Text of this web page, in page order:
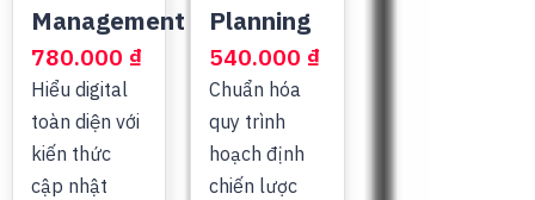
Management
780.000 ₫
Hiểu digital
toàn diện với
kiến thức
cập nhật
Planning
540.000 ₫
Chuẩn hóa
quy trình
hoạch định
chiến lược